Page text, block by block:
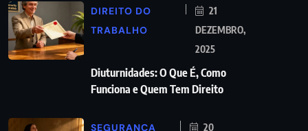
DIREITO DO
TRABALHO
21
DEZEMBRO,
2025
Diuturnidades: O Que É, Como
Funciona e Quem Tem Direito
SEGURANÇA
20